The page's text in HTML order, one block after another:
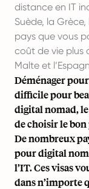
distance en IT
Suède, la Grèce,
pays que vous
coût de vie plus
Malte et
Déménager
difficile pour
digital nomad,
de choisir le
De nombreux
pour digital
l’IT. Ces visas
dans n’importe